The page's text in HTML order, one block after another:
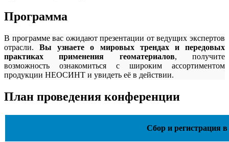
Программа
В программе вас ожидают презентации от ведущих экспертов
отрасли.Вы узнаете о мировых трендах и передовых
практиках применения геоматериалов, получите
возможность ознакомиться с широким ассортиментом
продукции НЕОСИНТ и увидеть её в действии.
План проведения конференции
Сбор и регистрация в